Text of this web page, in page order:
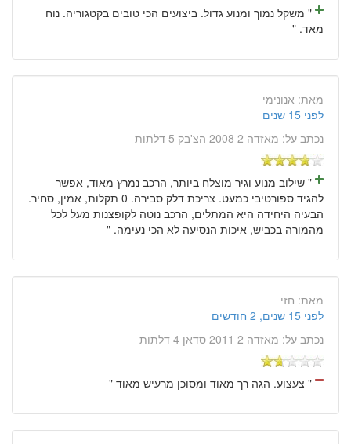
" משקל נמוך ומנוע גדול. ביצועים הכי טובים בקטגוריה. נוח
מאד. "
מאת: אנונימי
לפני 15 שנים
נכתב על: מאזדה 2 2008 הצ'בק 5 דלתות
" שילוב מנוע וגיר מוצלח ביותר, הרכב נמרץ מאוד, אפשר
להגיד ספורטיבי כמעט. צריכת דלק סבירה. 0 תקלות, אמין, סחיר.
הבעיה היחידה היא המתלים, הרכב נוטה לקופצנות מעל לכל
מהמורה בכביש, איכות הנסיעה לא הכי נעימה. "
מאת: חזי
לפני 15 שנים, 2 חודשים
נכתב על: מאזדה 2 2011 סדאן 4 דלתות
" צעצוע. הגה רך מאוד ומסוכן מרעיש מאוד "